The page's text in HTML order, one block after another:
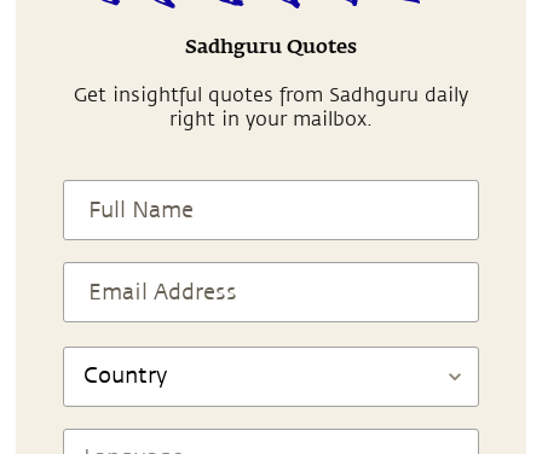
Sadhguru Quotes
Get insightful quotes from Sadhguru daily
right in your mailbox.